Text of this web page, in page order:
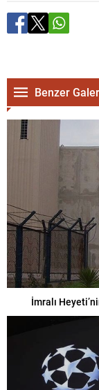
Benzer
İmralı